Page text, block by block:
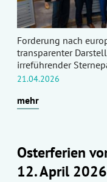
Forderung nach
transparenter
irreführender
21.04.2026
mehr
Osterferien
12. April 2026